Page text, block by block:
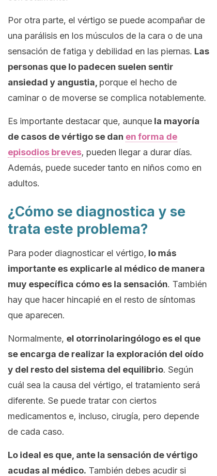
Por otra parte, el vértigo se puede acompañar de
una parálisis en los músculos de la cara o de una
sensación de fatiga y debilidad en las piernas. Las
personas que lo padecen suelen sentir
ansiedad y angustia, porque el hecho de
caminar o de moverse se complica notablemente.
Es importante destacar que, aunque la mayoría
de casos de vértigo se dan en forma de
episodios breves, pueden llegar a durar días.
Además, puede suceder tanto en niños como en
adultos.
¿Cómo se diagnostica y se
trata este problema?
Para poder diagnosticar el vértigo, lo más
importante es explicarle al médico de manera
muy específica cómo es la sensación. También
hay que hacer hincapié en el resto de síntomas
que aparecen.
Normalmente, el otorrinolaringólogo es el que
se encarga de realizar la exploración del oído
y del resto del sistema del equilibrio. Según
cuál sea la causa del vértigo, el tratamiento será
diferente. Se puede tratar con ciertos
medicamentos e, incluso, cirugía, pero depende
de cada caso.
Lo ideal es que, ante la sensación de vértigo
acudas al médico. También debes acudir si